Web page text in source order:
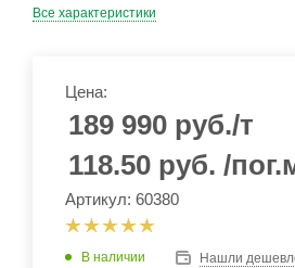
Все характеристики
Цена:
189 990 руб./т
118.50 руб. /
Артикул: 60380
В наличии Нашли